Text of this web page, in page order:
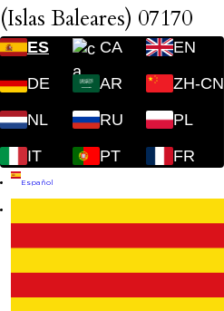
(Islas Baleares) 07170
ES CA
EN
DE
AR
ZH-CN
NL
RU
PL
IT
PT FR